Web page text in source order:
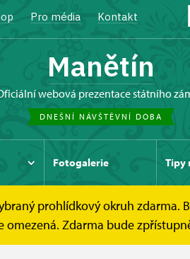
Pro média Kontakt
Manětín
oficiální webová prezentace státního
DNEŠNÍ NÁVŠTĚVNÍ DOBA
Fotogalerie Tipy
prohlídkový okruh zdarma.
Zdarma bude
horu